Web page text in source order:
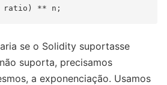
se o Solidity suportasse
suporta, precisamos
a exponenciação. Usamos